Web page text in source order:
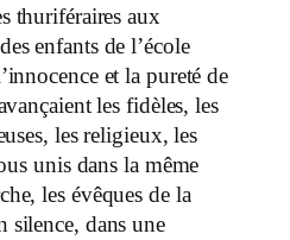
thuriféraires aux
enfants de l’école
et la pureté de
les fidèles, les
les religieux, les
unis dans la même
les évêques de la
silence, dans une